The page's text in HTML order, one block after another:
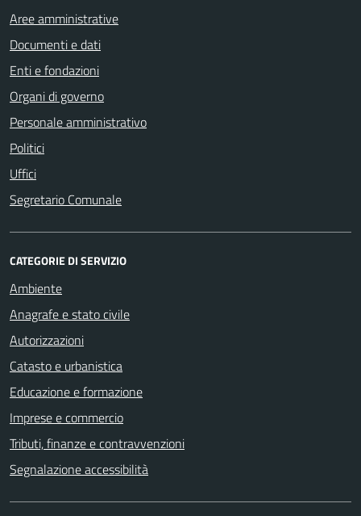
Aree amministrative
Documenti e dati
Enti e fondazioni
Organi di governo
Personale amministrativo
Politici
Uffici
Segretario Comunale
CATEGORIE DI SERVIZIO
Ambiente
Anagrafe e stato civile
Autorizzazioni
Catasto e urbanistica
Educazione e formazione
Imprese e commercio
Tributi, finanze e contravvenzioni
Segnalazione accessibilità